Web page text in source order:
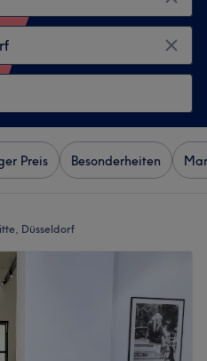
Preis Besonderheiten
Düsseldorf